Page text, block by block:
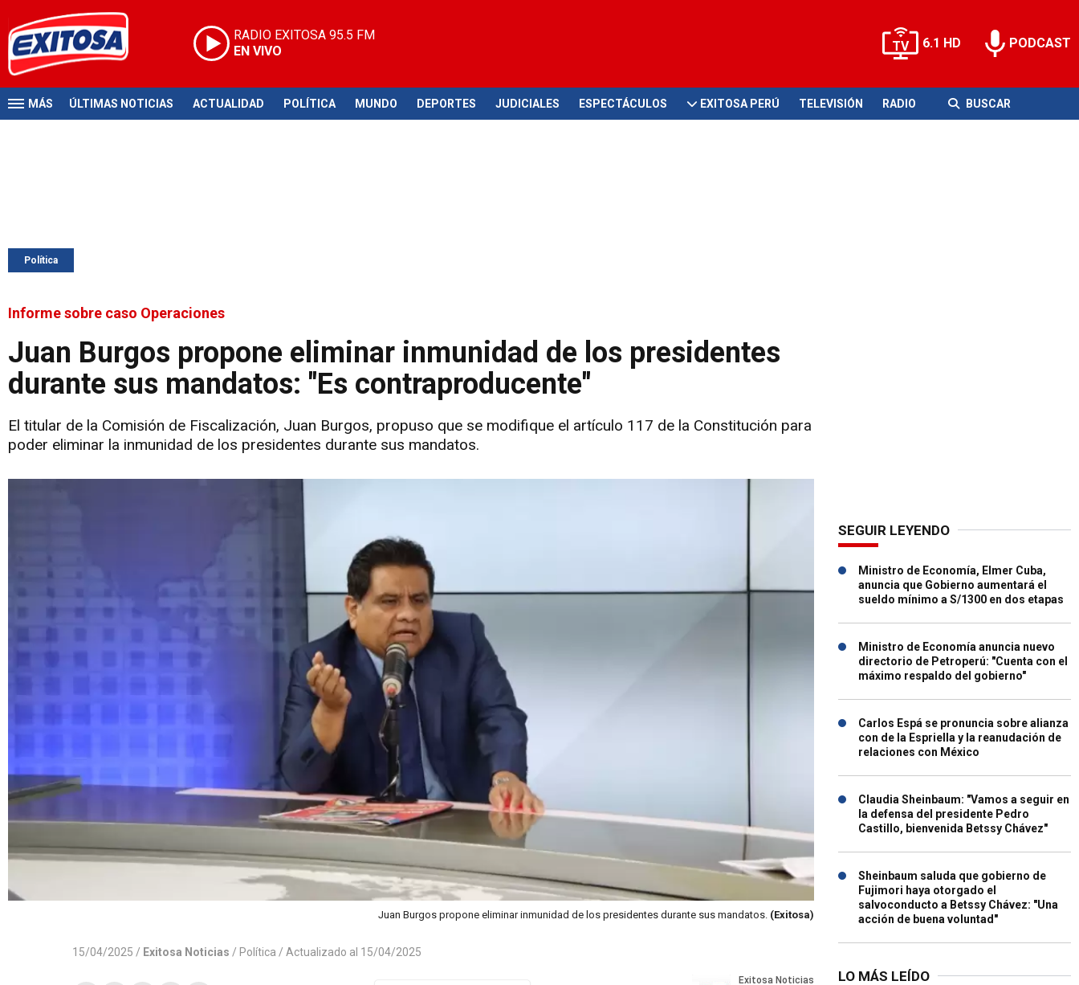
RADIO EXITOSA 95.5 FM
EN VIVO
6.1 HD PODCAST
MÁS ÚLTIMAS NOTICIAS ACTUALIDAD POLÍTICA MUNDO DEPORTES JUDICIALES ESPECTÁCULOS EXITOSA PERÚ TELEVISIÓN RADIO BUSCAR
Política
Informe sobre caso Operaciones
Juan Burgos propone eliminar inmunidad de los presidentes
durante sus mandatos: "Es contraproducente"
El titular de la Comisión de Fiscalización, Juan Burgos, propuso que se modifique el artículo 117 de la Constitución para
poder eliminar la inmunidad de los presidentes durante sus mandatos.
Juan Burgos propone eliminar inmunidad de los presidentes durante sus mandatos. (Exitosa)
15/04/2025 / Exitosa Noticias / Política / Actualizado al 15/04/2025
SEGUIR LEYENDO
Ministro de Economía, Elmer Cuba,
anuncia que Gobierno aumentará el
sueldo mínimo a S/1300 en dos etapas
Ministro de Economía anuncia nuevo
directorio de Petroperú: "Cuenta con el
máximo respaldo del gobierno"
Carlos Espá se pronuncia sobre alianza
con de la Espriella y la reanudación de
relaciones con México
Claudia Sheinbaum: "Vamos a seguir en
la defensa del presidente Pedro
Castillo, bienvenida Betssy Chávez"
Sheinbaum saluda que gobierno de
Fujimori haya otorgado el
salvoconducto a Betssy Chávez: "Una
acción de buena voluntad"
LO MÁS LEÍDO